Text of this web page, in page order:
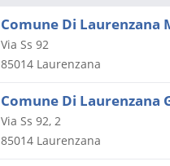
Comune Di Laurenzana
Via Ss 92
85014 Laurenzana
Comune Di Laurenzana
Via Ss 92, 2
85014 Laurenzana